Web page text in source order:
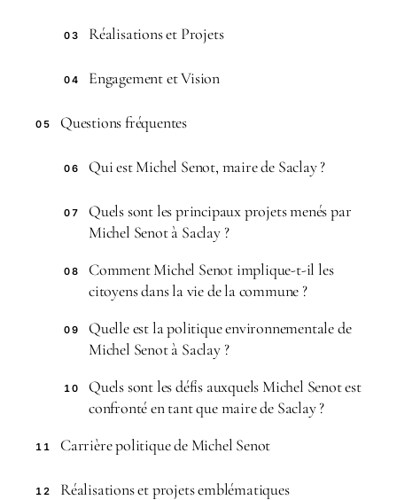
03 Réalisations et Projets
04 Engagement et Vision
05 Questions fréquentes
06 Qui est Michel Senot, maire de Saclay ?
07
Quels sont les principaux projets menés par
Michel Senot à Saclay ?
08
Comment Michel Senot implique-t-il les
citoyens dans la vie de la commune ?
09
Quelle est la politique environnementale de
Michel Senot à Saclay ?
10
Quels sont les défis auxquels Michel Senot est
confronté en tant que maire de Saclay ?
11 Carrière politique de Michel Senot
12 Réalisations et projets emblématiques